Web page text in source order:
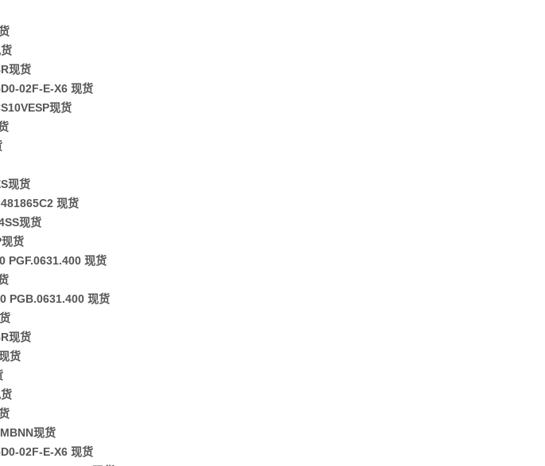
现货
02F-E-X6 现货
现货
现货
现货
现货
货
PGF.0631.400 现货
PGB.0631.400 现货
现货
货
现货
02F-E-X6 现货